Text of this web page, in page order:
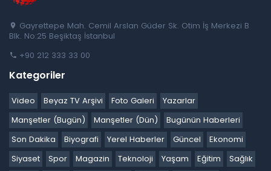
Gayrettepe Mah. Cemil Arslan Güder Sk. Otim İş Merkezi B
Blk. No:25 Beşiktaş İstanbul
+90 212 333 33 00
Kategoriler
Video Beyaz TV Arşivi Foto Galeri
Yazarlar
Manşetler (Bugün)
Manşetler (Dün)
Bugünün Haberleri
Son Dakika
Biyografi Yerel Haberler Güncel
Ekonomi
Siyaset
Spor Magazin Teknoloji Yaşam Eğitim
Sağlık